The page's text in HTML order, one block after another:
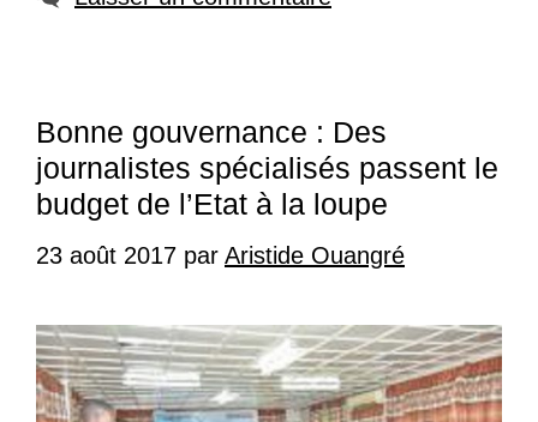
Bonne gouvernance : Des
journalistes spécialisés passent le
budget de l’Etat à la loupe
23 août 2017 par Aristide Ouangré